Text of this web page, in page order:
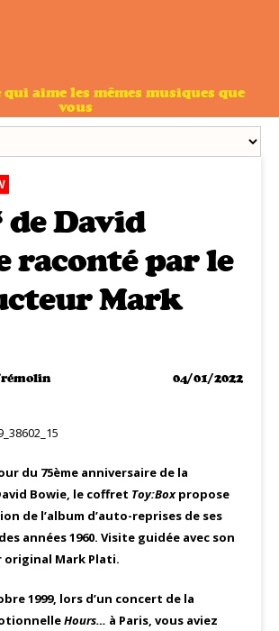
aime les mêmes musiques que
vous
de David
raconté par le
Mark
04/01/2022
du 75ème anniversaire de la
Bowie, le coffret Toy:Boxpropose
de l’album d’auto-reprises de ses
années 1960. Visite guidée avec son
Mark Plati.
1999, lors d’un concert de la
Hours… à Paris, vous aviez